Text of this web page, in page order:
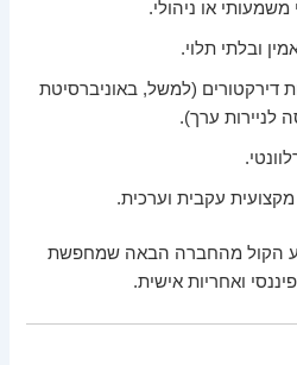
משמעותי או ניהולי.
ובלתי תלוי.
דירקטורים (למשל, באוניברסיטת
לניירות ערך).
עקבית וערכית.
הקול מהחברה הבאה שמחפשת
ואחריות אישית.